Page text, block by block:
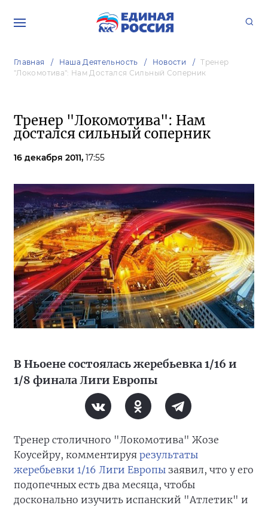
Главная Наша Деятельность Новости
Тренер
"Локомотива": Нам Достался Сильный Соперник
Тренер "Локомотива": Нам
достался сильный соперник
16 декабря 2011, 17:55
В Ньоене состоялась жеребьевка 1/16 и
1/8 финала Лиги Европы
Тренер столичного "Локомотива" Жозе
Коусейру, комментируя результаты
жеребьевки 1/16 Лиги Европы заявил, что у его
подопечных есть два месяца, чтобы
досконально изучить испанский "Атлетик" и